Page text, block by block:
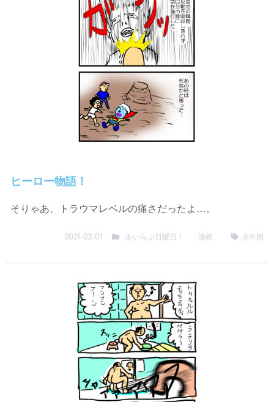
ヒーロー物語！
そりゃあ、トラウマレベルの痛さだったよ…。
2021-02-01 あいらぶ日曜日！ 漫画 少年期